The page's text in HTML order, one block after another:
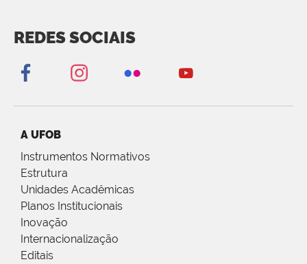
REDES SOCIAIS
A UFOB
Instrumentos Normativos
Estrutura
Unidades Acadêmicas
Planos Institucionais
Inovação
Internacionalização
Editais